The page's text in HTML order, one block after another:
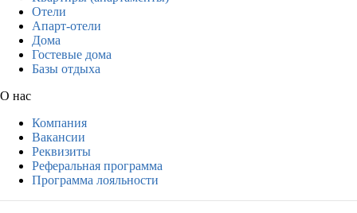
Отели
Апарт-отели
Дома
Гостевые дома
Базы отдыха
О нас
Компания
Вакансии
Реквизиты
Реферальная программа
Программа лояльности